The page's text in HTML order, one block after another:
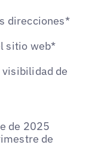
direcciones*
sitio web*
de
de 2025
de